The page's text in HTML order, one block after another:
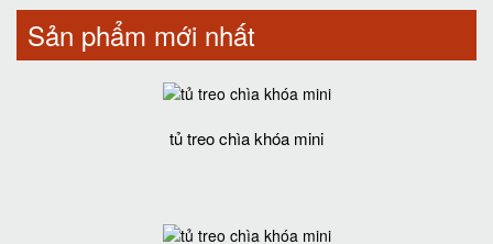
Sản phẩm mới nhất
tủ treo chìa khóa mini